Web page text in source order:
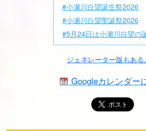
#小瀬川白望誕生祭2026
#小瀬川白望聖誕祭2026
#5月24日は小瀬川白望の
ジェネレーター版もある
Googleカレンダー